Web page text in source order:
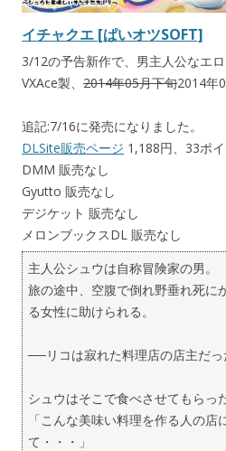
イチャクエ [ぱいオツSOFT]
3/12の予告新作で、男主人公なエ
VXAce製、 2014年05月下旬2014年
追記:7/16に発売になりました。
DLSite販売ページ 1,188円、33ポ
DMM 販売なし
Gyutto 販売なし
デジケット 販売なし
メロンブックスDL 販売なし
主人公シュウは自称冒険家の男。
旅の途中、空腹で倒れ野垂れ死に
る女性に助けられる。
──リコは寂れた料理店の店主だっ
シュウはそこで食べさせてもらっ
「こんな美味い料理を作る人の店
て・・・」